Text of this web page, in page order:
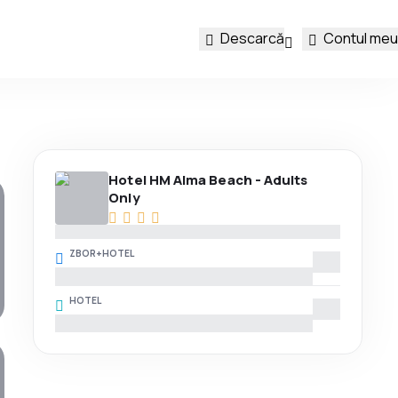
Descarcă Contul meu
Hotel HM Alma Beach - Adults
Only
ZBOR+HOTEL
HOTEL